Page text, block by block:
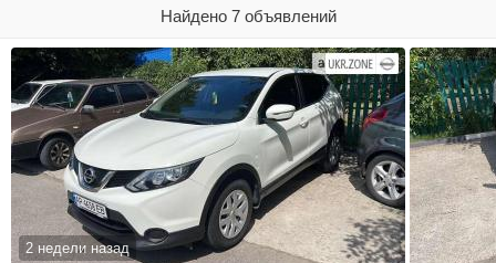
Найдено 7 объявлений
2 недели назад